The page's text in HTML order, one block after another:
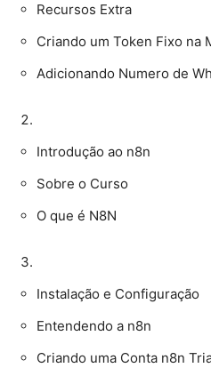
Recursos Extra
Criando um Token Fixo na
Adicionando Numero de
Introdução ao n8n
Sobre o Curso
O que é N8N
Instalação e Configuração
Entendendo a n8n
Criando uma Conta n8n